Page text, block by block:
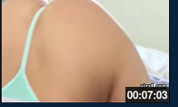
00:07:03